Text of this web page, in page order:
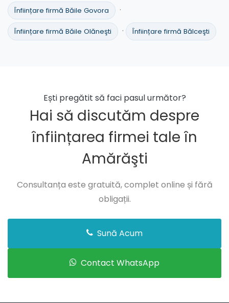
Înființare firmă Băile Govora ·
Înființare firmă Băile Olăneşti · Înființare firmă Bălceşti
Ești pregătit să faci pasul următor?
Hai să discutăm despre
înființarea firmei tale în
Amărăşti
Consultanța este gratuită, complet online și fără
obligații.
Sună Acum
Contact WhatsApp